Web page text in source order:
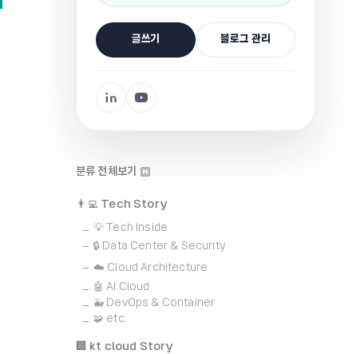
글쓰기 블로그 관리
분류 전체보기
👨‍💻 Tech Story
💡 Tech Inside
🔒 Data Center & Security
☁️ Cloud Architecture
🤖 AI Cloud
🐳 DevOps & Container
🧩 etc.
🏢 kt cloud Story